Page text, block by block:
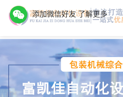
添加微信好友 了解更多